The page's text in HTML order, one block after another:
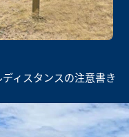
ィスタンスの注意書き